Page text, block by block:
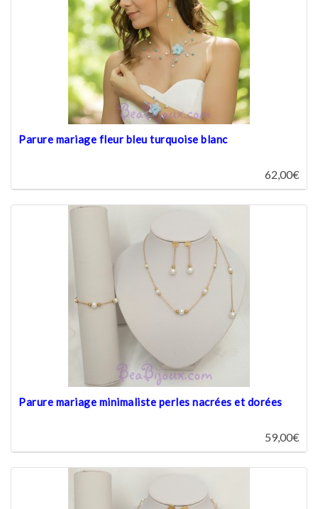
Parure mariage fleur bleu turquoise blanc
62,00€
Parure mariage minimaliste perles nacrées et dorées
59,00€